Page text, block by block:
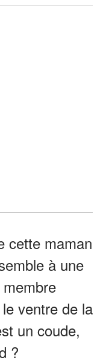
cette maman
à une
ventre de la
un coude,
?